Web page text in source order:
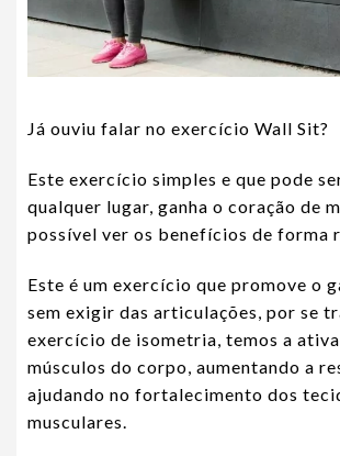
Já ouviu falar no exercício Wall Sit?
Este exercício simples e que pode
qualquer lugar, ganha o coração de
possível ver os benefícios de forma
Este é um exercício que promove o
sem exigir das articulações, por se
exercício de isometria, temos a
músculos do corpo, aumentando a
ajudando no fortalecimento dos
musculares.